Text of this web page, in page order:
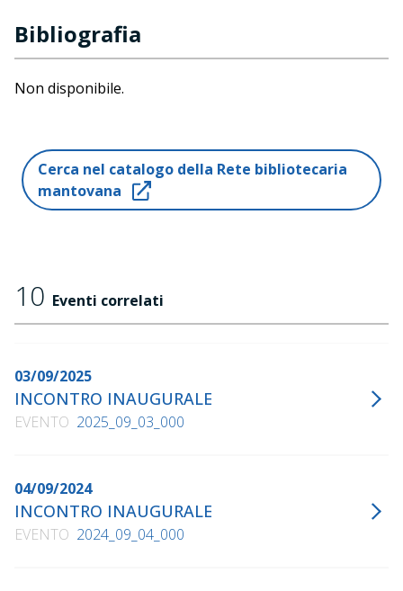
Bibliografia
Non disponibile.
Cerca nel catalogo della Rete bibliotecaria
mantovana
10 Eventi correlati
03/09/2025
INCONTRO INAUGURALE
EVENTO 2025_09_03_000
04/09/2024
INCONTRO INAUGURALE
EVENTO 2024_09_04_000